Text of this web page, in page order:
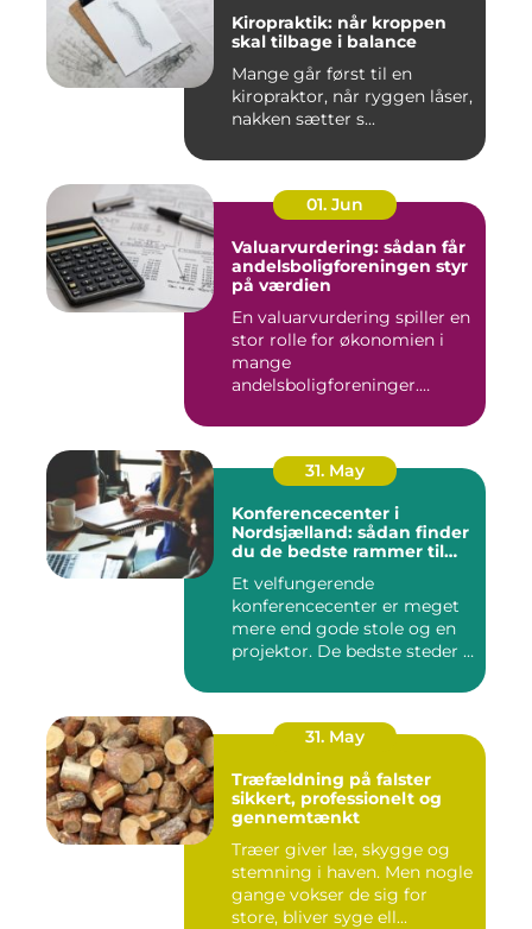
Kiropraktik: når kroppen
skal tilbage i balance
Mange går først til en
kiropraktor, når ryggen låser,
nakken sætter s...
01. Jun
Valuarvurdering: sådan får
andelsboligforeningen styr
på værdien
En valuarvurdering spiller en
stor rolle for økonomien i
mange
andelsboligforeninger.
31. May
Konferencecenter i
Nordsjælland: sådan finder
du de bedste rammer til
Et velfungerende
konferencecenter er meget
mere end gode stole og en
projektor. De bedste steder i
31. May
Træfældning på falster
sikkert, professionelt og
gennemtænkt
Træer giver læ, skygge og
stemning i haven. Men nogle
gange vokser de sig for
store, bliver syge ell...